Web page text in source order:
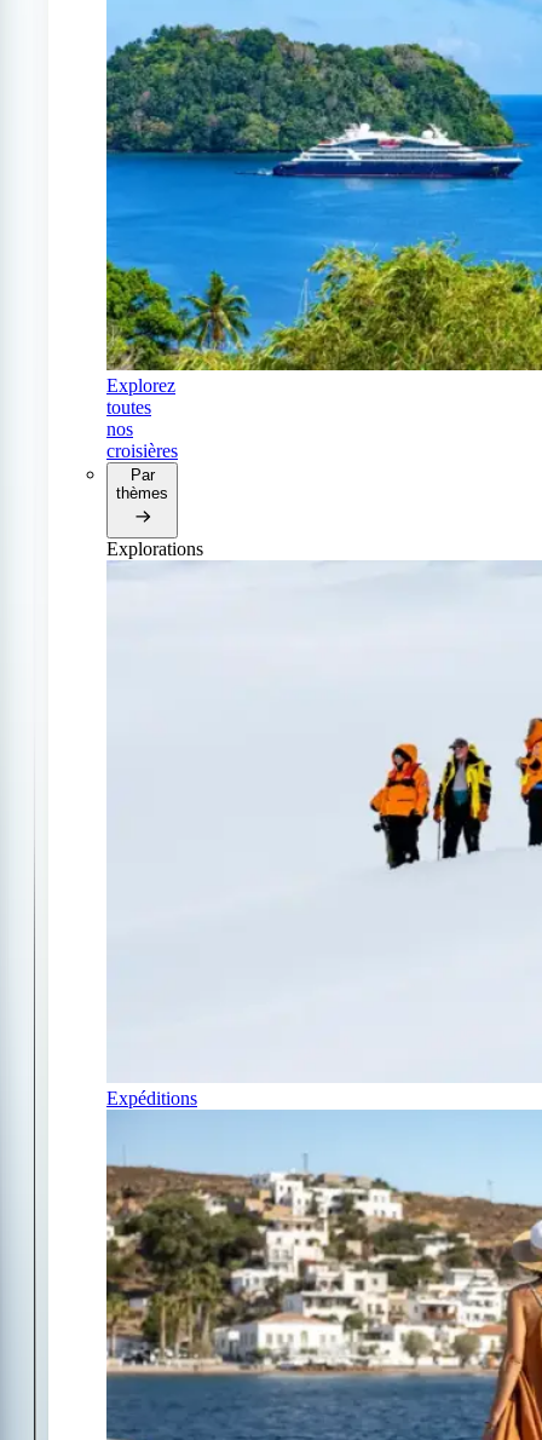
Explorez
toutes
nos
croisières
Par
thèmes
Explorations
Expéditions